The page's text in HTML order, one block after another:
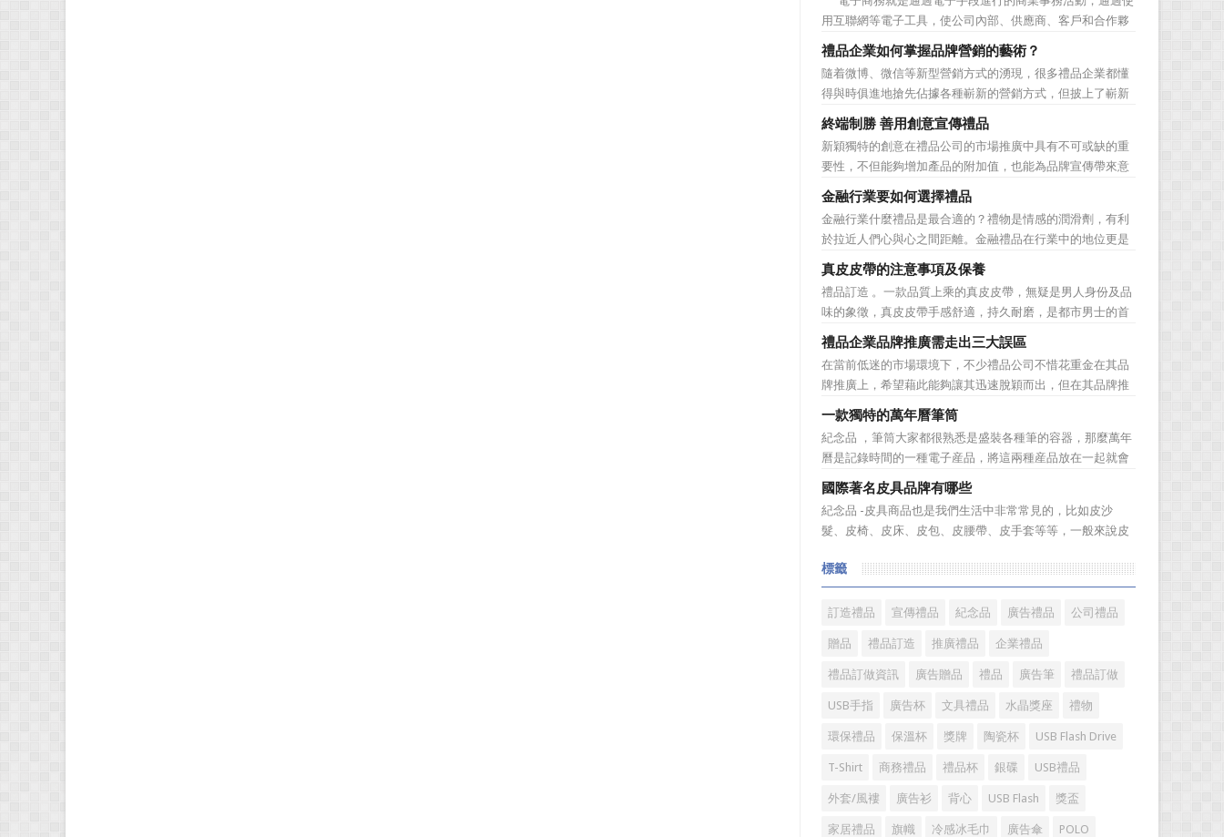
走陷入了“審美疲勞”。 編者總結了最讓消費者對禮品行
業營銷產生免疫...
用互聯網等電子工具，使公司內部、供應商、客戶和合作夥
伴之間，利用電子業務共享信息，實現企業間業務流程的電
子化，配合企業內部的電子化生產管理系統，提高企業的生
產、庫存、流通和資金等各個環節的效率。它具有結構性、
動態性、社...
禮品企業如何掌握品牌營銷的藝術？
隨着微博、微信等新型營銷方式的湧現，很多禮品企業都懂
得與時俱進地搶先佔據各種嶄新的營銷方式，但披上了嶄新
的營銷軀殼，卻沒有掌握營銷的靈魂。要知道，營銷真正的
價值不是將品牌鋪設到消費者眼前，而是將品牌印到消費者
心裡 與消費者的心理距離的拉近，並不是一朝一夕的事
情，需要做好持...
終端制勝 善用創意宣傳禮品
新穎獨特的創意在禮品公司的市場推廣中具有不可或缺的重
要性，不但能夠增加產品的附加值，也能為品牌宣傳帶來意
想不到的促進作用。禮品公司如果能夠巧妙運用這些獨具創
意的宣傳禮品來提升宣傳技巧，在終端推廣中將更具競爭
力。 打火機、煙灰缸、鑰匙鏈、毛巾……當今市場上的
宣傳品幾乎是司空...
金融行業要如何選擇禮品
金融行業什麼禮品是最合適的？禮物是情感的潤滑劑，有利
於拉近人們心與心之間距離。金融禮品在行業中的地位更是
不容忽視，因為禮品即是企業形象的象徵，又是企業地位的
彰顯，同時對收禮人來說，一份禮物的永恆意義是語言難以
企及的。難怪有人曾說：再省也不能省禮物，再窮也不能窮
送禮。但是，禮品選擇...
真皮皮帶的注意事項及保養
禮品訂造 。一款品質上乘的真皮皮帶，無疑是男人身份及品
味的象徵，真皮皮帶手感舒適，持久耐磨，是都市男士的首
選。當你還在髮愁老爸生日禮物送什麼的時候，一款真皮皮
帶就是非常不錯的選擇。但是真皮皮帶如果疏於保養，也會
黯然失色，出現裂痕和破損的痕跡，今天小編就爲大家分享
真皮皮帶的注意事項...
禮品企業品牌推廣需走出三大誤區
在當前低迷的市場環境下，不少禮品公司不惜花重金在其品
牌推廣上，希望藉此能夠讓其迅速脫穎而出，但在其品牌推
廣的營銷管理思路上，也有許多禮品企業走入了幾大誤區而
無法自拔，這其中，最為常見的誤區有： 誤區一：不清
楚品牌到底在表達什麼 很多禮品企業在推廣品牌之前，
不知道到...
一款獨特的萬年曆筆筒
紀念品 ，筆筒大家都很熟悉是盛裝各種筆的容器，那麼萬年
曆是記錄時間的一種電子産品，將這兩種産品放在一起就會
組合成一個新的産品—萬年曆筆筒，今天小編就來爲您介紹
一款獨特的萬年曆筆筒。 筆筒美觀大方，他是採用皮
料、鐵架和鋁片做外觀，是一款多功能萬年曆筆筒，集時間
溫度，年、月...
國際著名皮具品牌有哪些
紀念品 -皮具商品也是我們生活中非常常見的，比如皮沙
髮、皮椅、皮床、皮包、皮腰帶、皮手套等等，一般來說皮
睞。國際著名皮具品牌有哪些?下麵就一起來了解一下吧!
國際著名皮具品牌： 1、路易·威登(LV) 創立於
1...
標籤
訂造禮品 宣傳禮品 紀念品 廣告禮品 公司禮品
贈品 禮品訂造 推廣禮品 企業禮品
禮品訂做資訊 廣告贈品 禮品 廣告筆 禮品訂做
USB手指 廣告杯 文具禮品 水晶獎座 禮物
環保禮品 保溫杯 獎牌 陶瓷杯 USB Flash Drive
T-Shirt 商務禮品 禮品杯 銀碟 USB禮品
外套/風褸 廣告衫 背心 USB Flash 獎盃
家居禮品 旗幟 冷感冰毛巾 廣告傘 POLO